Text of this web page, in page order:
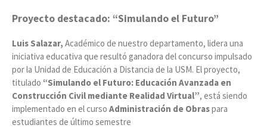
Proyecto destacado: “Simulando el Futuro”
Luis Salazar, Académico de nuestro departamento, lidera una
iniciativa educativa que resultó ganadora del concurso impulsado
por la Unidad de Educación a Distancia de la USM. El proyecto,
titulado “Simulando el Futuro: Educación Avanzada en
Construcción Civil mediante Realidad Virtual”, está siendo
implementado en el curso Administración de Obraspara
estudiantes de último semestre